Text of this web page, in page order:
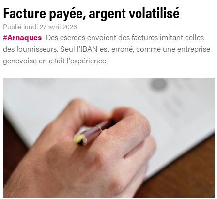
Facture payée, argent volatilisé
Publié lundi 27 avril 2026
#Arnaques Des escrocs envoient des factures imitant celles
des fournisseurs. Seul l'IBAN est erroné, comme une entreprise
genevoise en a fait l'expérience.